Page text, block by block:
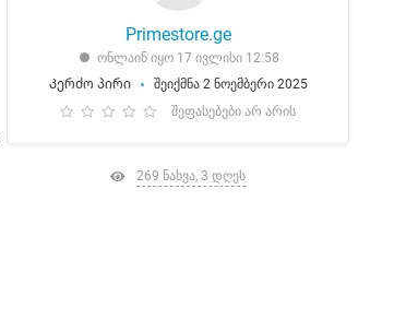
Primestore.ge
ონლაინ იყო 17 ივლისი 12:58
Კერძო პირი
შეიქმნა 2 ნოემბერი 2025
შეფასებები არ არის
269 ნახვა, 3 დღეს